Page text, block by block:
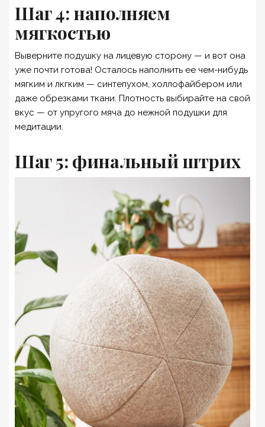
Шаг 4: наполняем
мягкостью
Выверните подушку на лицевую сторону — и вот она
уже почти готова! Осталось наполнить ее чем-нибудь
мягким и лкгким — синтепухом, холлофайбером или
даже обрезками ткани. Плотность выбирайте на свой
вкус — от упругого мяча до нежной подушки для
медитации.
Шаг 5: финальный штрих